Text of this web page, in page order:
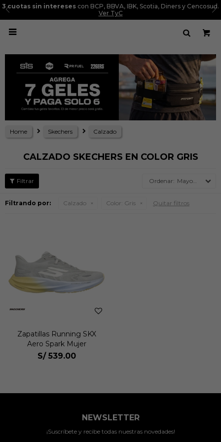
3 cuotas sin intereses con BCP, BBVA, IBK, Scotia, Diners y Cencosud.
Ver TyC

Home Skechers Calzado
CALZADO SKECHERS EN COLOR GRIS
Mayor precio
Filtrando por: Calzado Color: Gris Quitar filtros
Zapatillas Running SKX
Aero Spark Mujer
S/ 539.00
NEWSLETTER
¡Suscríbete y recibe todas nuestras novedades!